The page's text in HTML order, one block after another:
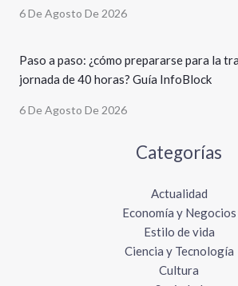
6 De Agosto De 2026
Paso a paso: ¿cómo prepararse para la
jornada de 40 horas? Guía InfoBlock
6 De Agosto De 2026
Categorías
Actualidad
Economía y Negocios
Estilo de vida
Ciencia y Tecnología
Cultura